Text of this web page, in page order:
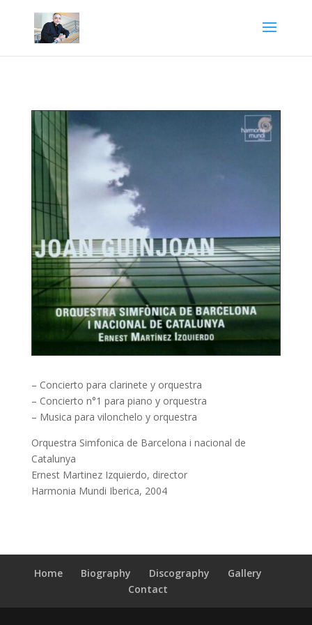
– Concierto para clarinete y orquestra
– Concierto n°1 para piano y orquestra
– Musica para vilonchelo y orquestra
Orquestra Simfonica de Barcelona i nacional de
Catalunya
Ernest Martinez Izquierdo, director
Harmonia Mundi Iberica, 2004
Home Biography Discography
Gallery
Contact